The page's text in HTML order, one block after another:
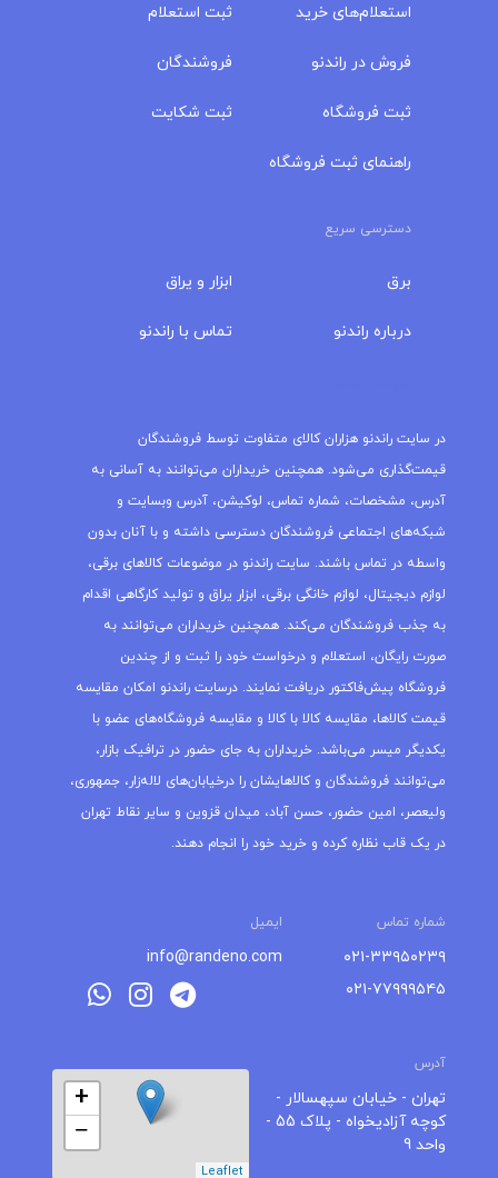
استعلام‌های خرید
فروش در راندنو
ثبت فروشگاه
راهنمای ثبت فروشگاه
ثبت استعلام
فروشندگان
ثبت شکایت
دسترسی سریع
برق
درباره‌ راندنو
ابزار و یراق
تماس با راندنو
در سایت راندنو هزاران کالای متفاوت توسط فروشندگان
قیمت‌گذاری می‌شود. همچنین خریداران می‌توانند به آسانی به
آدرس، مشخصات، شماره تماس، لوکیشن، آدرس وبسایت و
شبکه‌های اجتماعی فروشندگان دسترسی داشته و با آنان بدون
واسطه در تماس باشند. سایت راندنو در موضوعات کالاهای برقی،
لوازم دیجیتال، لوازم خانگی برقی، ابزار یراق و تولید کارگاهی اقدام
به جذب فروشندگان می‌کند. همچنین خریداران می‌توانند به
صورت رایگان، استعلام و درخواست خود را ثبت و از چندین
فروشگاه پیش‌فاکتور دریافت نمایند. درسایت راندنو امکان مقایسه
قیمت کالاها، مقایسه کالا با کالا و مقایسه فروشگاه‌های عضو با
یکدیگر میسر می‌باشد. خریداران به جای حضور در ترافیک بازار،
می‌توانند فروشندگان و کالاهایشان را درخیابان‌های لاله‌زار، جمهوری،
ولیعصر، امین حضور، حسن آباد، میدان قزوین و سایر نقاط تهران
در یک قاب نظاره کرده و خرید خود را انجام دهند.
شماره تماس ایمیل
۰۲۱-۳۳۹۵۰۲۳۹
۰۲۱-۷۷۹۹۹۵۴۵
info@randeno.com
آدرس
تهران - خیابان سپهسالار -
کوچه آزادیخواه - پلاک 55 -
واحد 9
+
−
Leaflet